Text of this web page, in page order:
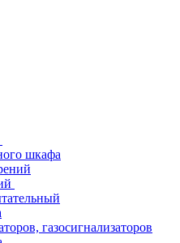
шкафа
газосигнализаторов